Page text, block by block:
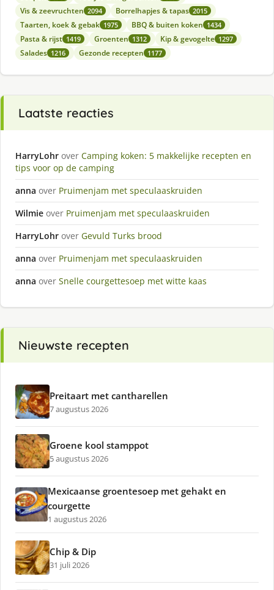
Vis & zeevruchten 2094 Borrelhapjes & tapas 2015
Taarten, koek & gebak 1975 BBQ & buiten koken 1434
Pasta & rijst 1419 Groenten 1312 Kip & gevogelte 1297
Salades 1216 Gezonde recepten 1177
Laatste reacties
HarryLohr over Camping koken: 5 makkelijke recepten en
tips voor op de camping
anna over Pruimenjam met speculaaskruiden
Wilmie over Pruimenjam met speculaaskruiden
HarryLohr over Gevuld Turks brood
anna over Pruimenjam met speculaaskruiden
anna over Snelle courgettesoep met witte kaas
Nieuwste recepten
Preitaart met cantharellen
7 augustus 2026
Groene kool stamppot
5 augustus 2026
Mexicaanse groentesoep met gehakt en
courgette
1 augustus 2026
Chip & Dip
31 juli 2026